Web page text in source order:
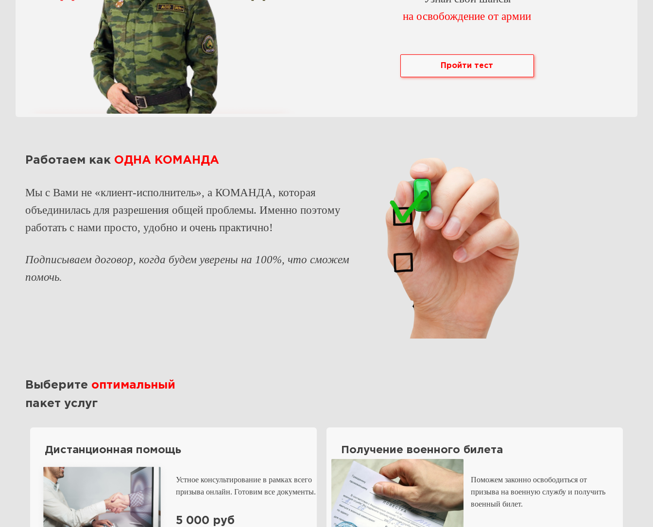
на освобождение от армии
Пройти тест
Работаем как ОДНА КОМАНДА
Мы с Вами не «клиент-исполнитель», а КОМАНДА, которая
объединилась для разрешения общей проблемы. Именно поэтому
работать с нами просто, удобно и очень практично!
Подписываем договор, когда будем уверены на 100%, что сможем
помочь.
Выберите оптимальный
пакет услуг
Дистанционная помощь
Устное консультирование в рамках всего
призыва онлайн. Готовим все документы.
5 000 руб
Получение военного билета
Поможем законно освободиться от
призыва на военную службу и получить
военный билет.